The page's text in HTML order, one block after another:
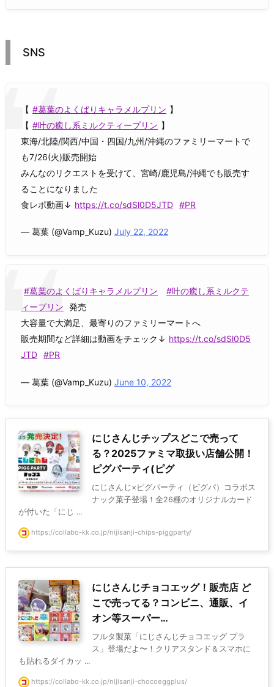
SNS
【 #葛葉のよくばりキャラメルプリン 】
【 #叶の癒し系ミルクティープリン 】
東海/北陸/関西/中国・四国/九州/沖縄のファミリーマートで
も7/26(火)販売開始
みんなのリクエストを受けて、宮崎/鹿児島/沖縄でも販売す
ることになりました
食レポ動画↓ https://t.co/sdSl0D5JTD #PR
— 葛葉 (@Vamp_Kuzu) July 22, 2022
#葛葉のよくばりキャラメルプリン
#叶の癒し系ミルクテ
ィープリン 発売
大容量で大満足、最寄りのファミリーマートへ
販売期間など詳細は動画をチェック↓ https://t.co/sdSl0D5
JTD #PR
— 葛葉 (@Vamp_Kuzu) June 10, 2022
にじさんじチップスどこで売って
る？2025ファミマ取扱い店舗公開！
ピグパーティ(ピグ
にじさんじ×ピグパーティ（ピグパ）コラボス
ナック菓子登場！全26種のオリジナルカード
が付いた「にじ ...
https://collabo-kk.co.jp/nijisanji-chips-piggparty/
にじさんじチョコエッグ！販売店 ど
こで売ってる？コンビニ、通販、イ
オン等スーパー…
フルタ製菓「にじさんじチョコエッグ プラ
ス」登場だよ〜！クリアスタンド＆スマホに
も貼れるダイカッ ...
https://collabo-kk.co.jp/nijisanji-chocoeggplus/